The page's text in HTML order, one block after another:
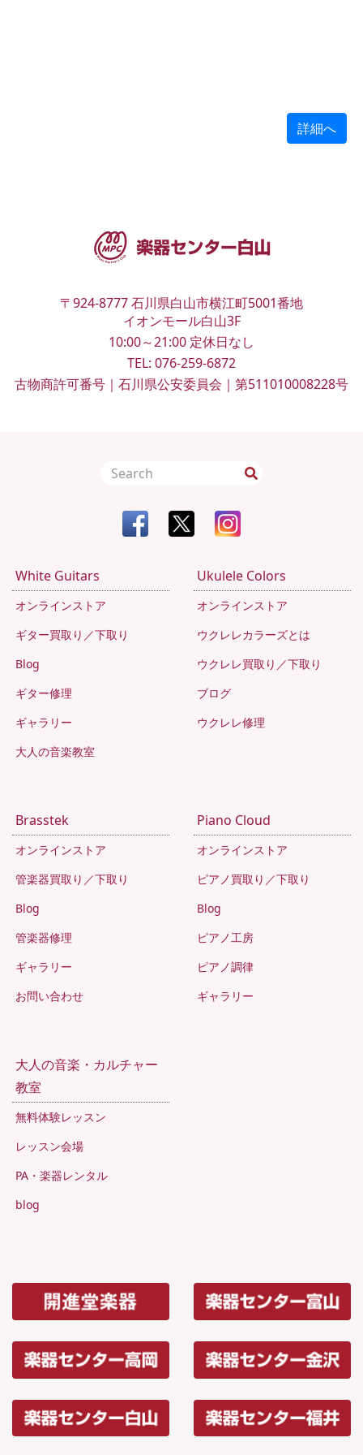
詳細へ
〒924-8777石川県白山市横江町5001番地
イオンモール白山3F
10:00～21:00 定休日なし
TEL: 076-259-6872
古物商許可番号｜石川県公安委員会｜第511010008228号
White Guitars
オンラインストア
ギター買取り／下取り
Blog
ギター修理
ギャラリー
大人の音楽教室
Ukulele Colors
オンラインストア
ウクレレカラーズとは
ウクレレ買取り／下取り
ブログ
ウクレレ修理
Brasstek
オンラインストア
管楽器買取り／下取り
Blog
管楽器修理
ギャラリー
お問い合わせ
Piano Cloud
オンラインストア
ピアノ買取り／下取り
Blog
ピアノ工房
ピアノ調律
ギャラリー
大人の音楽・カルチャー
教室
無料体験レッスン
レッスン会場
PA・楽器レンタル
blog